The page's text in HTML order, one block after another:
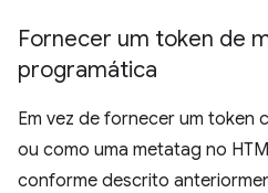
Fornecer um token de
programática
Em vez de fornecer um token
ou como uma metatag no
conforme descrito